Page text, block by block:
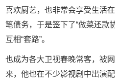
喜欢厨艺，也非常会享受生活
笔债务，于是签下了“做菜还款
互相“套路”。
也成为各大卫视春晚常客，被
来，他也在不少影视剧中出演